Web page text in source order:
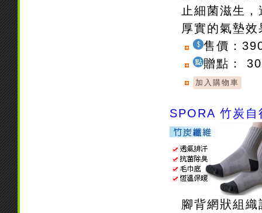
止細菌滋生
厚實的氣墊
售價：
贈點：
SPORA 竹炭
腳背網狀組